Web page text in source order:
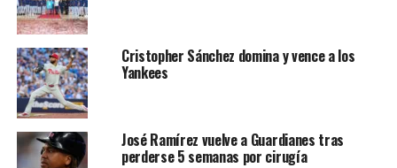
Cristopher Sánchez domina y vence a los
Yankees
José Ramírez vuelve a Guardianes tras
perderse 5 semanas por cirugía